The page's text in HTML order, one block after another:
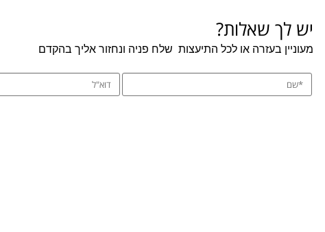
יש לך שאלות?
מעוניין בעזרה או לכל התיעצות שלח פניה ונחזור אליך בהקדם